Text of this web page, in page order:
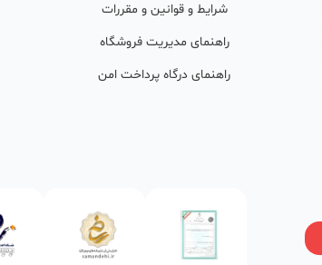
شرایط و قوانین و مقررات
راهنمای مدیریت فروشگاه
راهنمای درگاه پرداخت امن